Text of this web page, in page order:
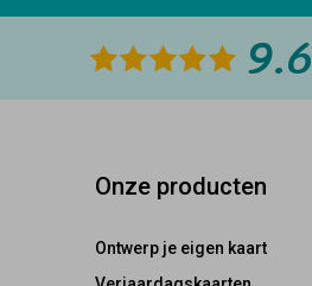
9.6
Onze producten
Ontwerp je eigen kaart